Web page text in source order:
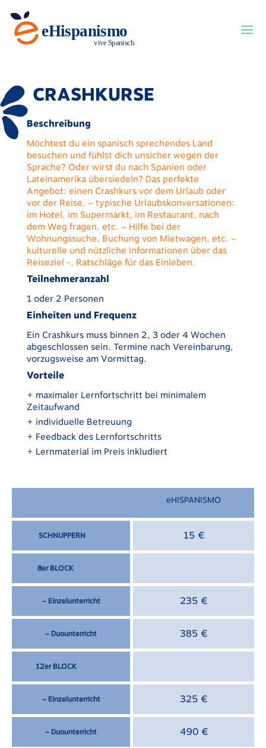
CRASHKURSE
Beschreibung
Möchtest du ein spanisch sprechendes Land
besuchen und fühlst dich unsicher wegen der
Sprache? Oder wirst du nach Spanien oder
Lateinamerika übersiedeln? Das perfekte
Angebot: einen Crashkurs vor dem Urlaub oder
vor der Reise. – typische Urlaubskonversationen:
im Hotel, im Supermarkt, im Restaurant, nach
dem Weg fragen, etc. – Hilfe bei der
Wohnungssuche, Buchung von Mietwagen, etc. –
kulturelle und nützliche Informationen über das
Reiseziel -, Ratschläge für das Einleben.
Teilnehmeranzahl
1 oder 2 Personen
Einheiten und Frequenz
Ein Crashkurs muss binnen 2, 3 oder 4 Wochen
abgeschlossen sein. Termine nach Vereinbarung,
vorzugsweise am Vormittag.
Vorteile
+ maximaler Lernfortschritt bei minimalem
Zeitaufwand
+ individuelle Betreuung
+ Feedback des Lernfortschritts
+ Lernmaterial im Preis inkludiert
SCHNUPPERN
8er BLOCK
– Einzelunterricht
– Duounterricht
12er BLOCK
– Einzelunterricht
– Duounterricht
eHISPANISMO
15 €
235 €
385 €
325 €
490 €